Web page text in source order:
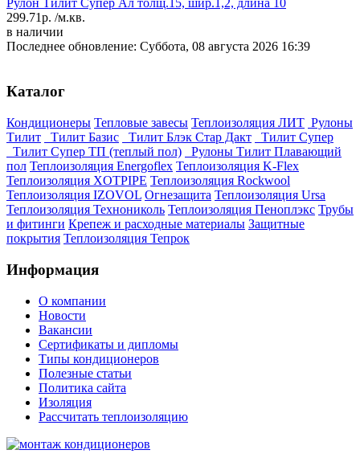
299.71р. /м.кв.
в наличии
Последнее обновление: Суббота, 08 августа 2026 16:39
Каталог
Кондиционеры Тепловые завесы Теплоизоляция ЛИТ Рулоны
Тилит
Тилит Базис Тилит Блэк Стар Дакт
Тилит Супер
Тилит Супер ТП (теплый пол)
Рулоны Тилит Плавающий
пол Теплоизоляция Energoflex Теплоизоляция K-Flex
Теплоизоляция XOTPIPE Теплоизоляция Rockwool
Теплоизоляция IZOVOL Огнезащита Теплоизоляция Ursa
Теплоизоляция Технониколь Теплоизоляция Пеноплэкс Трубы
и фитинги Крепеж и расходные материалы Защитные
покрытия Теплоизоляция Тепрок
Информация
О компании
Новости
Вакансии
Сертификаты и дипломы
Типы кондиционеров
Полезные статьи
Политика сайта
Изоляция
Рассчитать теплоизоляцию